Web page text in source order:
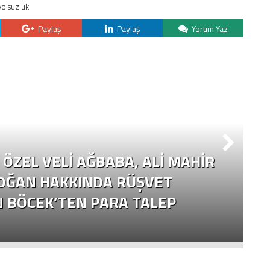
Paylaş Paylaş Yorum Yaz
VELI AĞBABA, ALI MAHIR
HAKKINDA RÜŞVET
PARA TALEP